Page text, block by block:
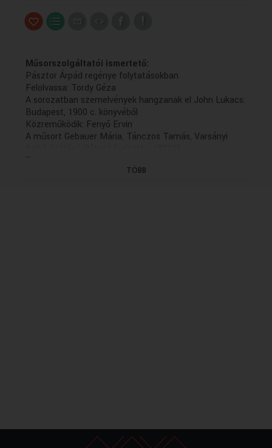
Műsorszolgáltatói ismertető:
Pásztor Árpád regénye folytatásokban
Felolvassa: Tordy Géza
A sorozatban szemelvények hangzanak el John Lukacs:
Budapest, 1900 c. könyvéből
Közreműködik: Fenyő Ervin
A műsort Gebauer Mária, Tánczos Tamás, Varsányi
(15/15. befejező rész holnap 13.04)
(Felvétel: 2011.05.03. - Első adás: 2011.07.28.)
...
TÖBB